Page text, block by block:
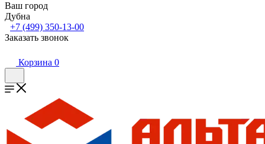
Ваш город
Дубна
+7 (499) 350-13-00
Заказать звонок
Корзина 0